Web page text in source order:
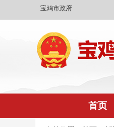
宝鸡市政府
首页